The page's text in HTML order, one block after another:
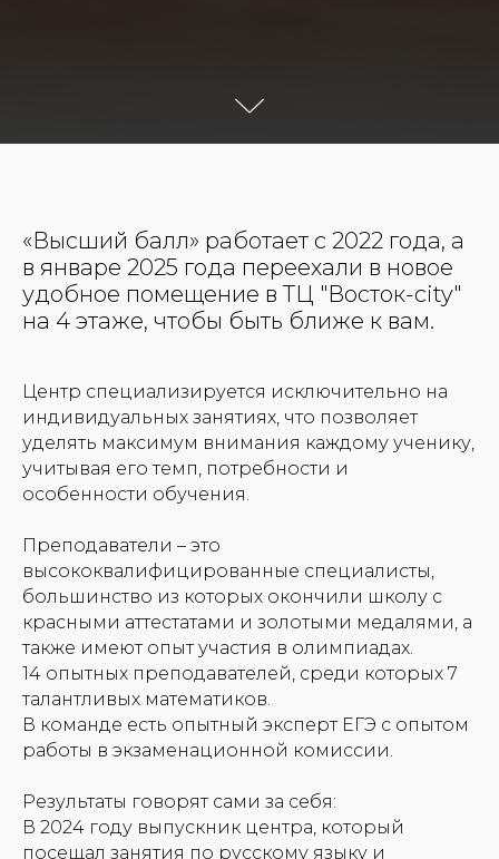
«Высший балл» работает с 2022 года, а
в январе 2025 года переехали в новое
удобное помещение в ТЦ "Восток-city"
на 4 этаже, чтобы быть ближе к вам.
Центр специализируется исключительно на
индивидуальных занятиях, что позволяет
уделять максимум внимания каждому ученику,
учитывая его темп, потребности и
особенности обучения.
Преподаватели – это
высококвалифицированные специалисты,
большинство из которых окончили школу с
красными аттестатами и золотыми медалями, а
также имеют опыт участия в олимпиадах.
14 опытных преподавателей, среди которых 7
талантливых математиков.
В команде есть опытный эксперт ЕГЭ с опытом
работы в экзаменационной комиссии.
Результаты говорят сами за себя:
В 2024 году выпускник центра, который
посещал занятия по русскому языку и